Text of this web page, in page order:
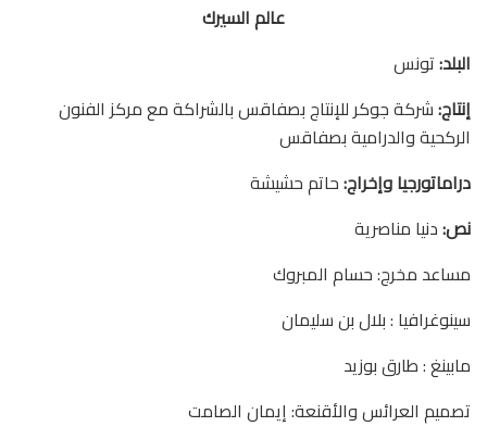
عالم السيرك
البلد:تونس
إنتاج:شركة جوكر للإنتاج بصفاقس بالشراكة مع مركز الفنون
الركحية والدرامية بصفاقس
دراماتورجيا وإخراج:حاتم حشيشة
نص:دنيا مناصرية
مساعد مخرج: حسام المبروك
سينوغرافيا : بلال بن سليمان
مابينغ : طارق بوزيد
تصميم العرائس والأقنعة: إيمان الصامت